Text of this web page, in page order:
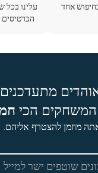
אחד
עלינו
הכרטיסים
המשחקים הכי
מוזמן להצטרף אליהם.